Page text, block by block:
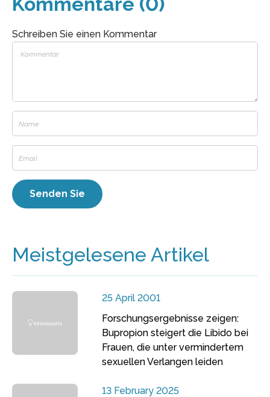
Schreiben Sie einen Kommentar
Meistgelesene Artikel
25 April 2001
Forschungsergebnisse zeigen:
Bupropion steigert die Libido bei
Frauen, die unter vermindertem
sexuellen Verlangen leiden
13 February 2025